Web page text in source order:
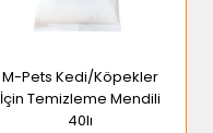
M-Pets Kedi/Köpekler
İçin Temizleme Mendili
40lı